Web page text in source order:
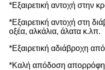
*Εξαιρετική αντοχή στην
*Εξαιρετική αντοχή στη
οξέα, αλκάλια, άλατα κ.λπ.
*Εξαιρετική αδιάβροχη
*Καλή απόδοση